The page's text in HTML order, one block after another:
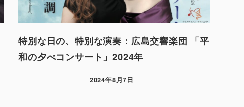
特別な日の、特別な演奏：広島交響楽団 「平
和の夕べコンサート」2024年
2024年8月7日